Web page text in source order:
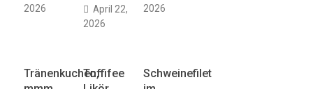
2026
April 22,
2026
2026
Tränenkuchen,Toffifee
Schweinefilet